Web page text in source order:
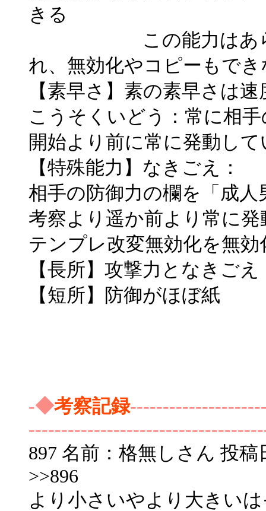
きる
この能力はあらゆ
れ、無効化やコピーもでき
【素早さ】素の素早さは
こうそくいどう：常に相
開始より前に常に発動して
【特殊能力】なきごえ：
相手の防御力の欄を「成
考察より遥か前より常に
テンプレ改変無効化を無
【長所】攻撃力となきごえ
【短所】防御がほぼ紙
-◆考察記録
897 名前：格無しさん 投稿
>>896
より小さいやより大きい